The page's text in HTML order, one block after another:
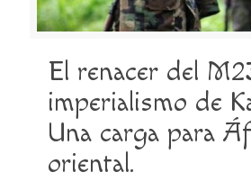
El renacer del
imperialismo de
Una carga para
oriental.